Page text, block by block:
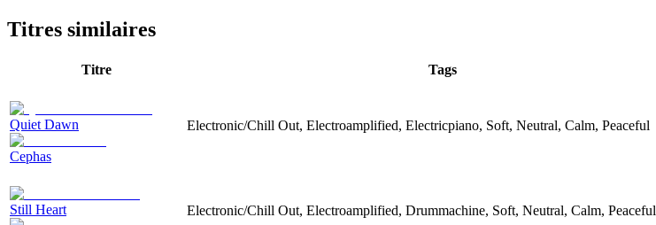
Titres similaires
Titre Tags
Quiet Dawn
Cephas
Electronic/Chill Out, Electroamplified, Electricpiano, Soft, Neutral, Calm, Peaceful
Still Heart Electronic/Chill Out, Electroamplified, Drummachine, Soft, Neutral, Calm, Peaceful